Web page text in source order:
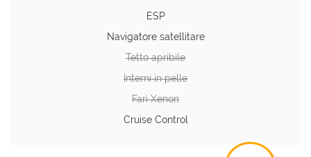
ESP
Navigatore satellitare
Tetto apribile
Interni in pelle
Fari Xenon
Cruise Control